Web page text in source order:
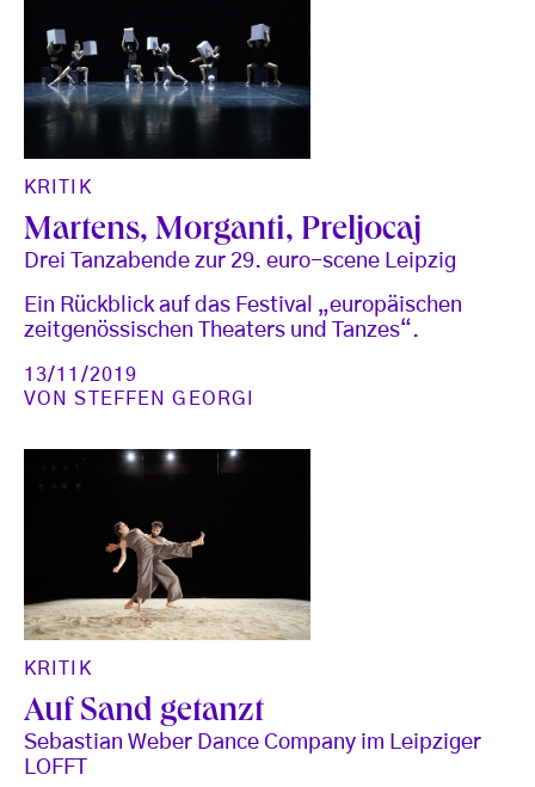
KRITIK
Martens, Morganti, Preljocaj
Drei Tanzabende zur 29. euro-scene Leipzig
Ein Rückblick auf das Festival „europäischen
zeitgenössischen Theaters und Tanzes“.
13/11/2019
VONSTEFFEN GEORGI
KRITIK
Auf Sand getanzt
Sebastian Weber Dance Company im Leipziger
LOFFT